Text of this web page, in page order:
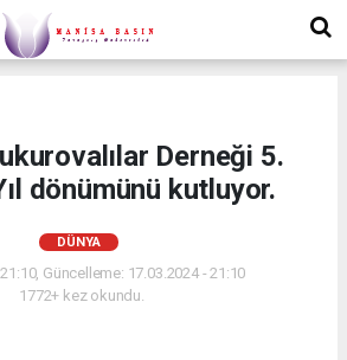
Derneği 5.
dönümünü kutluyor.
DÜNYA
Güncelleme: 17.03.2024 - 21:10
1772+ kez okundu.